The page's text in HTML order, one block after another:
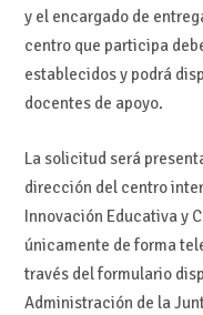
y el encargado de
centro que participa
establecidos y podrá
docentes de apoyo.
La solicitud será
dirección del centro
Innovación Educativa y
únicamente de forma
través del formulario
Administración de la